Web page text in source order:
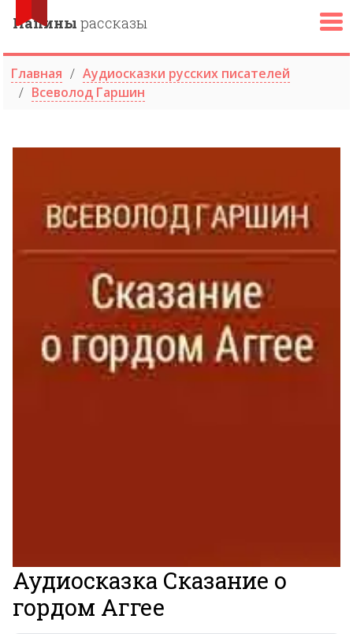
Папины рассказы
Главная
Аудиосказки русских писателей
Всеволод Гаршин
Аудиосказка Сказание о
гордом Аггее